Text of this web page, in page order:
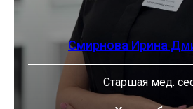
Смирнова Ирина
Старшая мед.